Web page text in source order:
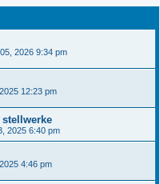
2026 9:34 pm
12:23 pm
2025 6:40 pm
4:46 pm